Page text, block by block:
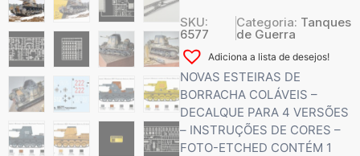
SKU:
6577
Categoria: Tanques
de Guerra
Adiciona a lista de desejos!
NOVAS ESTEIRAS DE
BORRACHA COLÁVEIS –
DECALQUE PARA 4 VERSÕES
– INSTRUÇÕES DE CORES –
FOTO-ETCHED CONTÉM 1